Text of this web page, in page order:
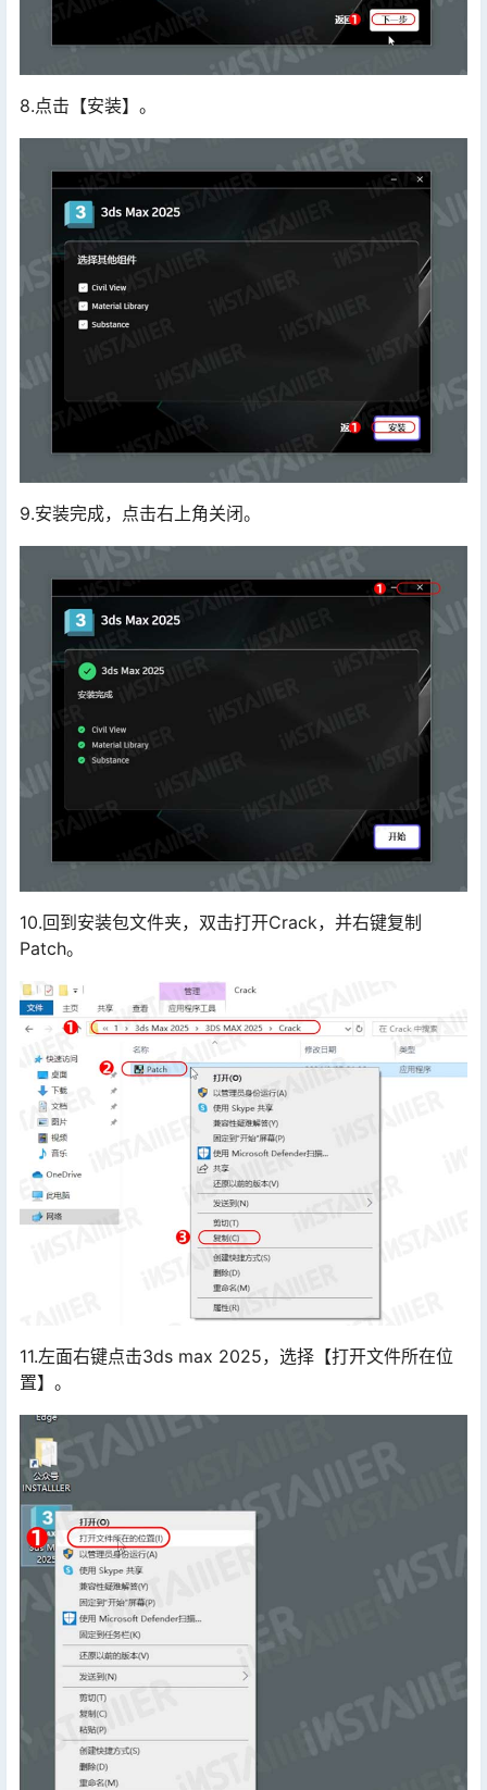
8.点击【安装】。
9.安装完成，点击右上角关闭。
10.回到安装包文件夹，双击打开Crack，并右键复制
Patch。
11.左面右键点击3ds max 2025，选择【打开文件所在位
置】。